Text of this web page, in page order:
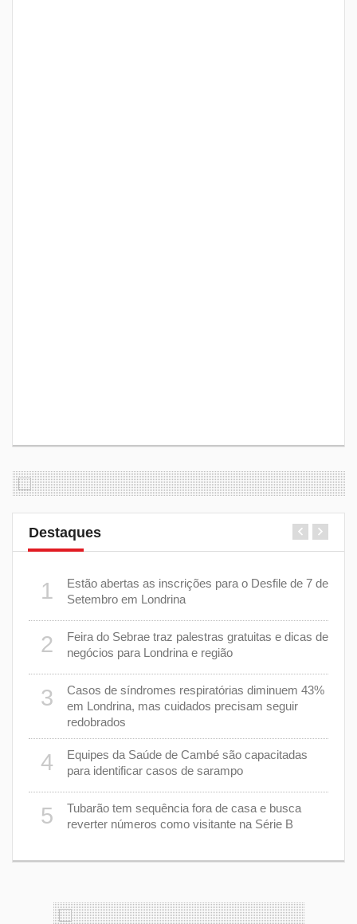
Destaques
1
Estão abertas as inscrições para o Desfile de 7 de
Setembro em Londrina
2
Feira do Sebrae traz palestras gratuitas e dicas de
negócios para Londrina e região
3
Casos de síndromes respiratórias diminuem 43%
em Londrina, mas cuidados precisam seguir
redobrados
4
Equipes da Saúde de Cambé são capacitadas
para identificar casos de sarampo
5
Tubarão tem sequência fora de casa e busca
reverter números como visitante na Série B